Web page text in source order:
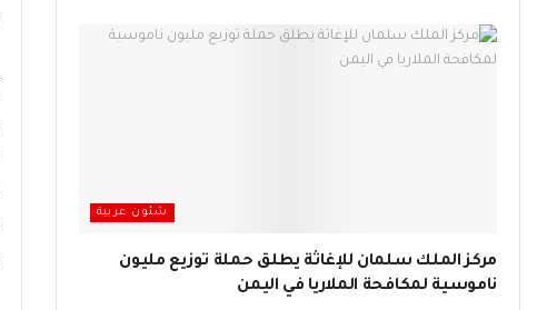
شئون عربية
مركز الملك سلمان للإغاثة يطلق حملة توزيع مليون
ناموسية لمكافحة الملاريا في اليمن